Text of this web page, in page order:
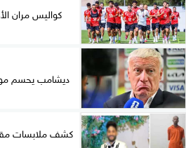
كواليس مران
ديشامب يحسم
كشف ملابسات